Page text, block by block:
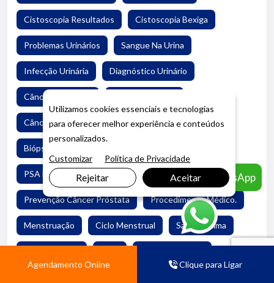
Cistoscopia Resultados Cistoscopia Bexiga
Problemas Urinários Sangue Na Urina
Infecção Urinária Diagnóstico Urinário
Câncer De Bexiga
Câncer De Próstata Exame De Próstata
Biópsia De Próstata
PSA Elevado Toque Retal Câncer Urológico
Prevenção Câncer Próstata Procedimento Médico.
Menstruação Ciclo Menstrual Saúde Íntima
Agendamento Online Clique para Ligar
Agendar pelo WhatsApp
Utilizamos cookies essenciais e tecnologias
para oferecer melhor experiência e conteúdos
personalizados.
Customizar
Política de Privacidade
Rejeitar Aceitar